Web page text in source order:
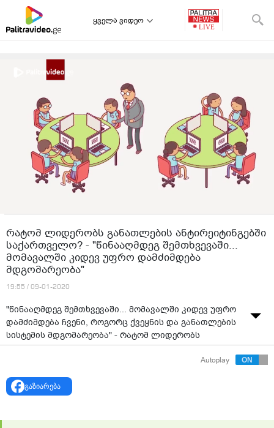
ყველა ვიდეო
რატომ ლიდერობს განათლების ანტირეიტინგებში
საქართველო? - "წინააღმდეგ შემთხვევაში...
მომავალში კიდევ უფრო დამძიმდება
მდგომარეობა"
19:55 / 09-01-2020
"წინააღმდეგ შემთხვევაში... მომავალში კიდევ უფრო
დამძიმდება ჩვენი, როგორც ქვეყნის და განათლების
სისტემის მდგომარეობა" - რატომ ლიდერობს
განათლების ანტირეიტინგებში საქართველო?
Autoplay
გაზიარება